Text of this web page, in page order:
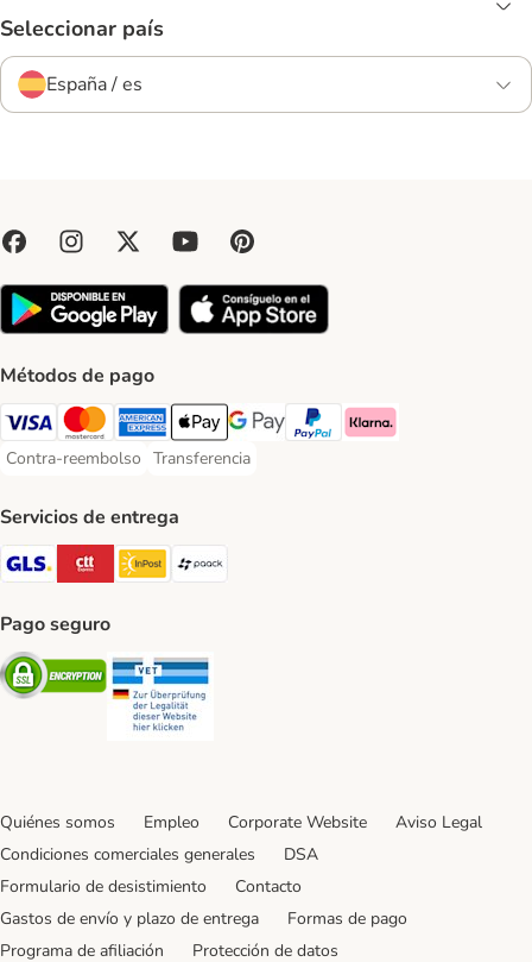
Seleccionar país
España / es
Métodos de pago
Visa Payment Method
Mastercard Payment Method
American Express Payment Method
Apple Pay Payment Method
Google Pay Payment Method
PayPal Payment Method
Klarna Payment Method
Contra-reembolso
Contra-reembolso Payment Method
Transferencia
Transferencia Payment Method
Servicios de entrega
GLS Shipping Method
CTTExpress Shipping Method
InPost Shipping Method
Pago seguro
Security
Quiénes somos Empleo Corporate Website
Aviso Legal
Condiciones comerciales generales
DSA
Formulario de desistimiento
Contacto
Gastos de envío y plazo de entrega
Formas de pago
Programa de afiliación
Protección de datos